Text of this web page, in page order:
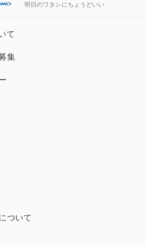
明日のワタシにちょうどいい
て
集
ついて